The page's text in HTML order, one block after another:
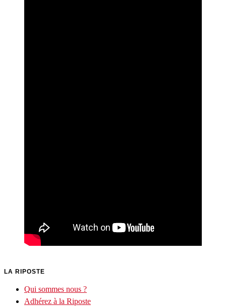
LA RIPOSTE
Qui sommes nous ?
Adhérez à la Riposte